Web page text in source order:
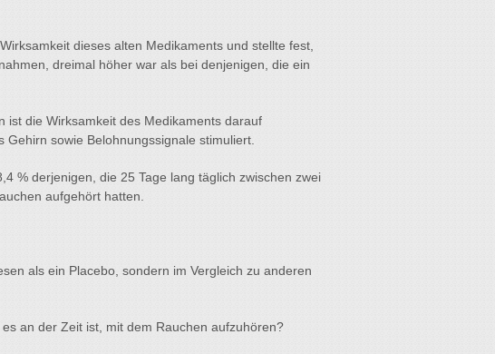
dieses alten Medikaments und stellte fest,
dreimal höher war als bei denjenigen, die ein
ist die Wirksamkeit des Medikaments darauf
sowie Belohnungssignale stimuliert.
% derjenigen, die 25 Tage lang täglich zwischen zwei
aufgehört hatten.
als ein Placebo, sondern im Vergleich zu anderen
an der Zeit ist, mit dem Rauchen aufzuhören?